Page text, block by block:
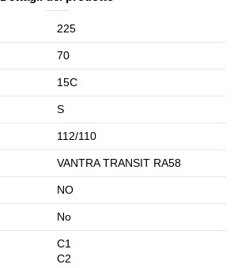
225
70
15C
S
112/110
VANTRA TRANSIT RA58
NO
No
C1
C2